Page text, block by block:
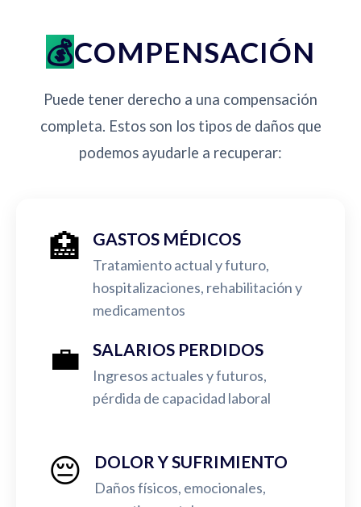
COMPENSACIÓN
Puede tener derecho a una compensación
completa. Estos son los tipos de daños que
podemos ayudarle a recuperar:
🏥 GASTOS MÉDICOS
Tratamiento actual y futuro,
hospitalizaciones, rehabilitación y
medicamentos
💼 SALARIOS PERDIDOS
Ingresos actuales y futuros,
pérdida de capacidad laboral
😔 DOLOR Y SUFRIMIENTO
Daños físicos, emocionales,